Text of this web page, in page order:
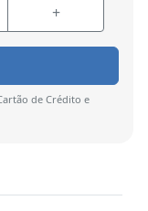
+
de Crédito e